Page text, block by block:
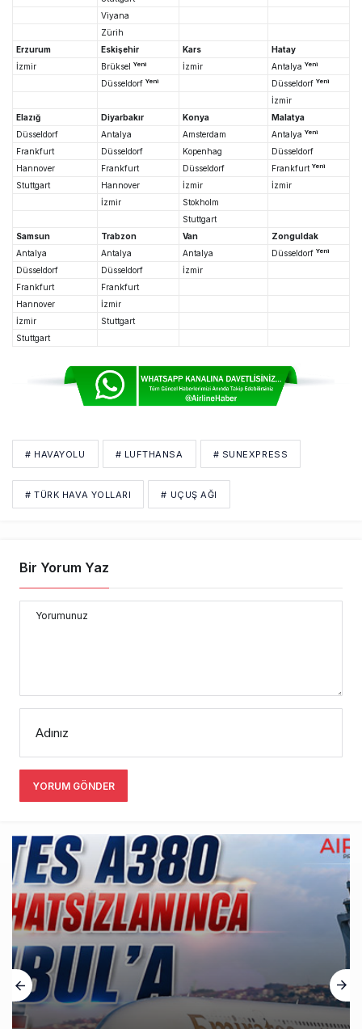
Viyana
Zürih
Erzurum
Eskişehir Kars
Hatay
İzmir
Brüksel Yeni İzmir Antalya Yeni
Düsseldorf Yeni Düsseldorf Yeni
İzmir
Elazığ
Diyarbakır Konya
Malatya
Düsseldorf
Antalya Amsterdam Antalya Yeni
Frankfurt Düsseldorf Kopenhag
Düsseldorf
Hannover
Frankfurt Düsseldorf Frankfurt Yeni
Stuttgart Hannover İzmir
İzmir
İzmir
Stokholm
Stuttgart
Samsun
Trabzon Van
Zonguldak
Antalya
Antalya Antalya Düsseldorf Yeni
Düsseldorf Düsseldorf
İzmir
Frankfurt
Frankfurt
Hannover
İzmir
İzmir
Stuttgart
Stuttgart
# HAVAYOLU # LUFTHANSA # SUNEXPRESS
# TÜRK HAVA YOLLARI # UÇUŞ AĞI
Bir Yorum Yaz
Yorumunuz
Adınız
YORUM GÖNDER